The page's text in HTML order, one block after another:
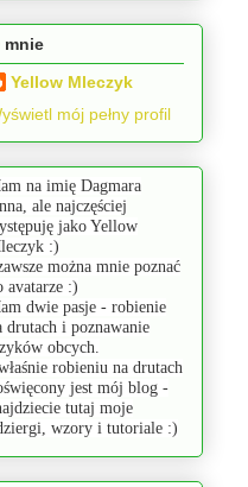
mnie
Yellow Mleczyk
mój pełny profil
na imię Dagmara
ale najczęściej
jako Yellow
:)
można mnie poznać
avatarze :)
dwie pasje - robienie
drutach i poznawanie
obcych.
robieniu na drutach
jest mój blog -
tutaj moje
wzory i tutoriale :)